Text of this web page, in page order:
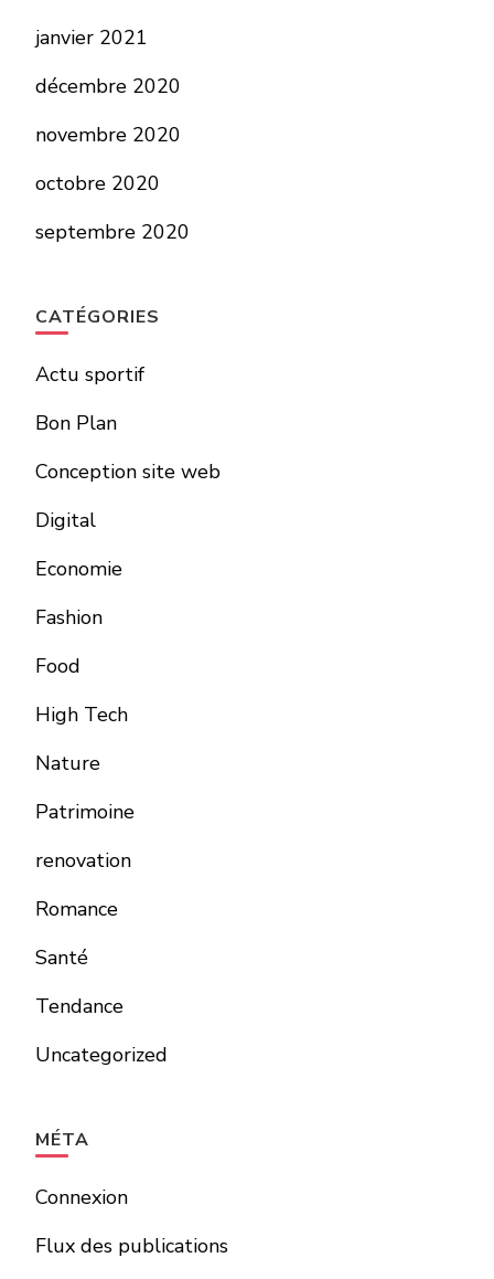
janvier 2021
décembre 2020
novembre 2020
octobre 2020
septembre 2020
CATÉGORIES
Actu sportif
Bon Plan
Conception site web
Digital
Economie
Fashion
Food
High Tech
Nature
Patrimoine
renovation
Romance
Santé
Tendance
Uncategorized
MÉTA
Connexion
Flux des publications